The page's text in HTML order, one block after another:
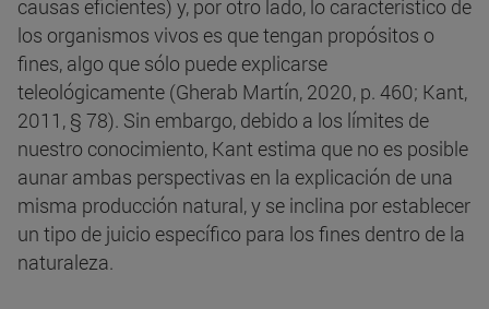
causas eficientes) y, por otro lado, lo característico de
los organismos vivos es que tengan propósitos o
fines, algo que sólo puede explicarse
teleológicamente (Gherab Martín, 2020, p. 460; Kant,
2011, § 78). Sin embargo, debido a los límites de
nuestro conocimiento, Kant estima que no es posible
aunar ambas perspectivas en la explicación de una
misma producción natural, y se inclina por establecer
un tipo de juicio específico para los fines dentro de la
naturaleza.